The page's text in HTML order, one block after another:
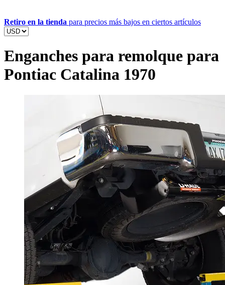
Retiro en la tienda para precios más bajos en ciertos artículos
Enganches para remolque para
Pontiac Catalina 1970